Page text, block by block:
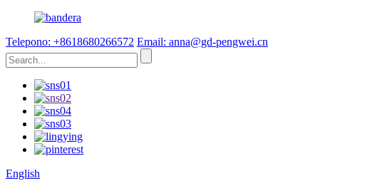
Telepono: +8618680266572 Email: anna@gd-pengwei.cn
English